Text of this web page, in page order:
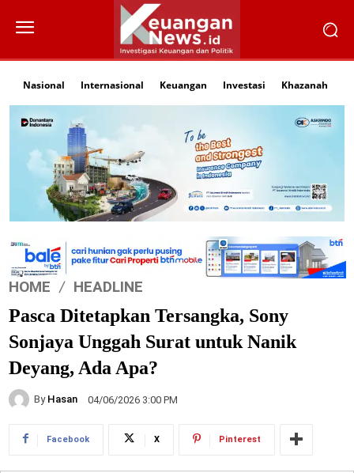
Nasional Internasional Keuangan Investasi Khazanah
HOME HEADLINE
Pasca Ditetapkan Tersangka, Sony
Sonjaya Unggah Surat untuk Nanik
Deyang, Ada Apa?
By Hasan 04/06/2026 3:00 PM
Facebook X Pinterest